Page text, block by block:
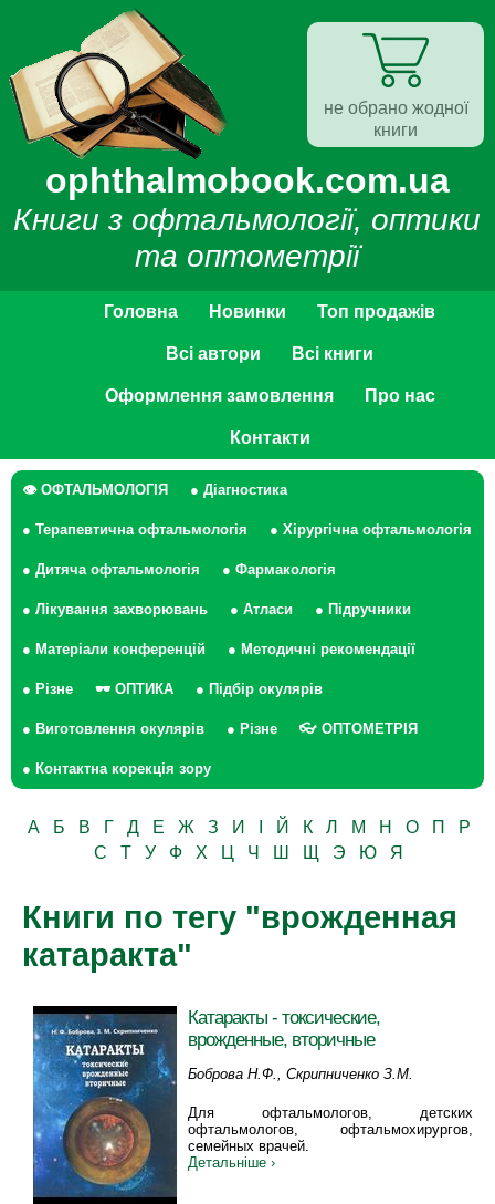
ophthalmobook.com.ua
Книги з офтальмології, оптики
та оптометрії
Головна Новинки Топ продажів
Всі автори Всі книги
Оформлення замовлення Про нас
Контакти
👁 ОФТАЛЬМОЛОГІЯ ● Діагностика
● Терапевтична офтальмологія ● Хірургічна офтальмологія
● Дитяча офтальмологія ● Фармакологія
● Лікування захворювань ● Атласи ● Підручники
● Матеріали конференцій ● Методичні рекомендації
● Різне 🕶 ОПТИКА ● Підбір окулярів
● Виготовлення окулярів ● Різне 👓 ОПТОМЕТРІЯ
● Контактна корекція зору
А Б В Г Д Е Ж З И Й К Л М Н О П
Р
С
Т У Ф Х Ц Ч Ш Щ Э Ю Я
Книги по тегу "врожденная
катаракта"
Катаракты - токсические,
врожденные, вторичные
Боброва Н.Ф., Скрипниченко З.М.
Для офтальмологов, детских
офтальмологов, офтальмохирургов,
семейных врачей.
Детальніше ›
не обрано жодної
книги